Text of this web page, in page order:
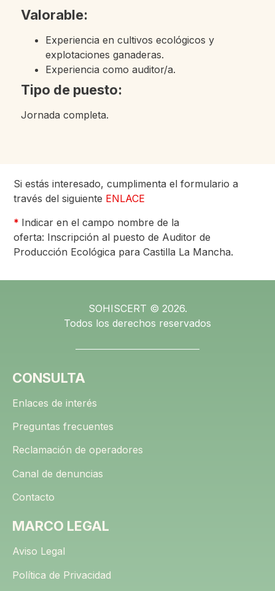
Valorable:
Experiencia en cultivos ecológicos y
explotaciones ganaderas.
Experiencia como auditor/a.
Tipo de puesto:
Jornada completa.
Si estás interesado, cumplimenta el formulario a
través del siguiente ENLACE
* Indicar en el campo nombre de la
oferta: Inscripción al puesto de Auditor de
Producción Ecológica para Castilla La Mancha.
SOHISCERT © 2026.
Todos los derechos reservados
CONSULTA
Enlaces de interés
Preguntas frecuentes
Reclamación de operadores
Canal de denuncias
Contacto
MARCO LEGAL
Aviso Legal
Política de Privacidad